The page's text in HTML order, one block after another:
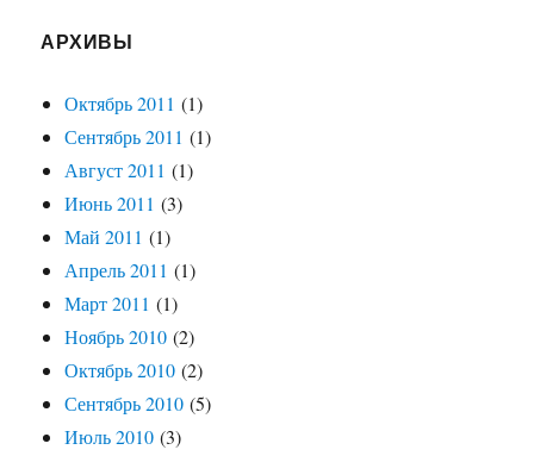
АРХИВЫ
Октябрь 2011 (1)
Сентябрь 2011 (1)
Август 2011 (1)
Июнь 2011 (3)
Май 2011 (1)
Апрель 2011 (1)
Март 2011 (1)
Ноябрь 2010 (2)
Октябрь 2010 (2)
Сентябрь 2010 (5)
Июль 2010 (3)